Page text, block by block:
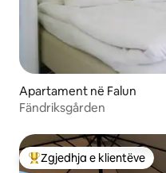
Apartament në Falun
Fändriksgården
Më të mirat e zgjedhjeve
Zgjedhja e klientëve